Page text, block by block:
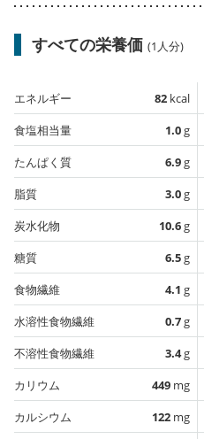
すべての栄養価 (1人分)
エネルギー 82 kcal
食塩相当量
1.0g
たんぱく質
6.9g
脂質
3.0g
炭水化物
10.6g
糖質
6.5g
食物繊維
4.1 g
水溶性食物繊維
0.7g
不溶性食物繊維
3.4g
カリウム
449 mg
カルシウム
122 mg